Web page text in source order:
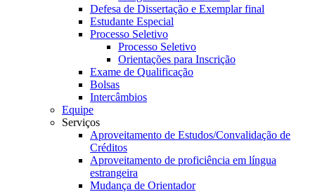
Defesa de Dissertação e Exemplar final
Estudante Especial
Processo Seletivo
Processo Seletivo
Orientações para Inscrição
Exame de Qualificação
Bolsas
Intercâmbios
Equipe
Serviços
Aproveitamento de Estudos/Convalidação de
Créditos
Aproveitamento de proficiência em língua
estrangeira
Mudança de Orientador